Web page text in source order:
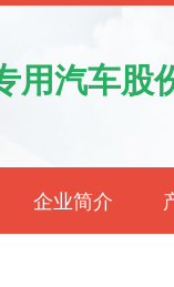
用汽车股
企业简介